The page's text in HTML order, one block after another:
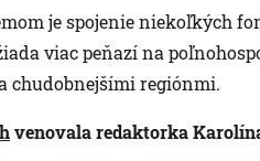
je spojenie niekoľkých
viac peňazí na
chudobnejšími regiónmi.
venovala redaktorka